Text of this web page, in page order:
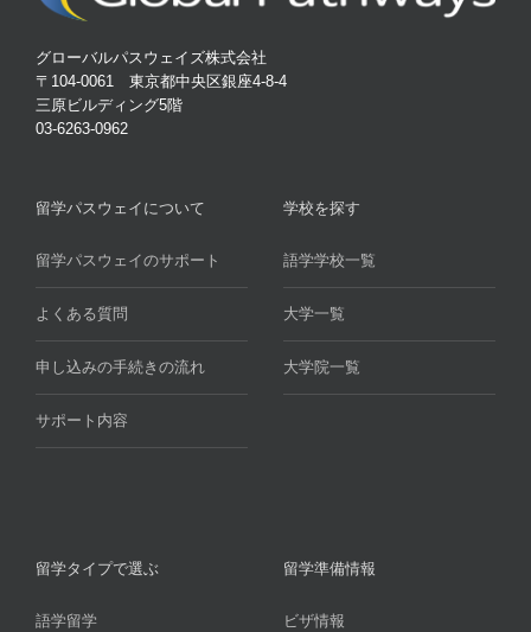
グローバルパスウェイズ株式会社
〒104-0061 東京都中央区銀座4-8-4
三原ビルディング5階
03-6263-0962
留学パスウェイについて
留学パスウェイのサポート
よくある質問
申し込みの手続きの流れ
サポート内容
学校を探す
語学学校一覧
大学一覧
大学院一覧
留学タイプで選ぶ
語学留学
留学準備情報
ビザ情報